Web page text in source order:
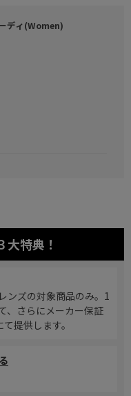
ディ(Women)
大特典！
ンズの対象商品のみ。1
、さらにメーカー保証
提供します。